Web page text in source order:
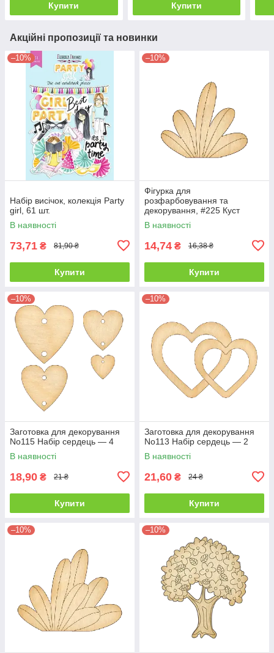
Купити Купити
Акційні пропозиції та новинки
–10%
Набір висічок, колекція Party
girl, 61 шт.
В наявності
73,71 ₴ 81,90 ₴
Купити
–10%
Фігурка для
розфарбовування та
декорування, #225 Куст
В наявності
14,74 ₴ 16,38 ₴
Купити
–10%
Заготовка для декорування
No115 Набір сердець — 4
В наявності
18,90 ₴ 21 ₴
Купити
–10%
Заготовка для декорування
No113 Набір сердець — 2
В наявності
21,60 ₴ 24 ₴
Купити
–10% –10%